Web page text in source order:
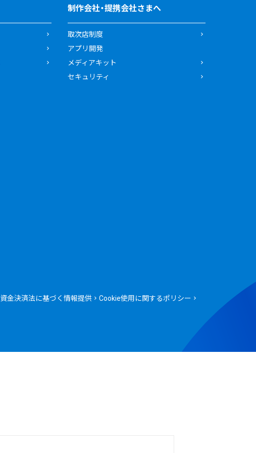
制作会社・提携会社さまへ
取次店制度
アプリ開発
メディアキット
セキュリティ
資金決済法に基づく情報提供
Cookie使用に関するポリシー